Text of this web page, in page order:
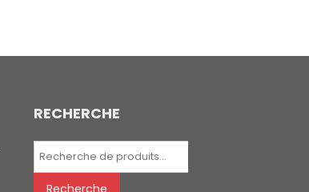
RECHERCHE
Recherche
Recherche